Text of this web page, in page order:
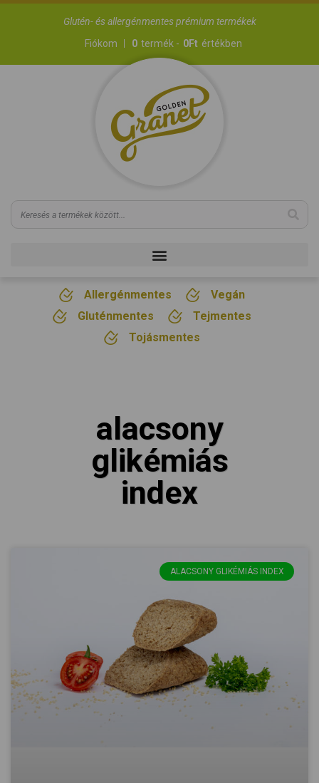
Glutén- és allergénmentes prémium termékek
Fiókom
0 termék - 0Ft értékben
Allergénmentes
Vegán
Gluténmentes
Tejmentes
Tojásmentes
alacsony
glikémiás
index
ALACSONY GLIKÉMIÁS INDEX